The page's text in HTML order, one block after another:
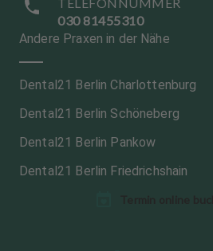
030 81455310
Andere Praxen in der Nähe
Dental21 Berlin Charlottenburg
Dental21 Berlin Schöneberg
Dental21 Berlin Pankow
Dental21 Berlin Friedrichshain